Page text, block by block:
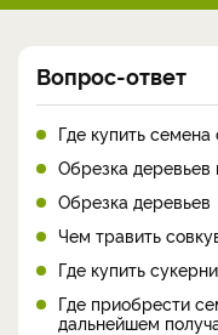
Вопрос-ответ
Где купить семена
Обрезка
Обрезка деревьев
Чем травить
Где купить
Где приобрести
дальнейшем